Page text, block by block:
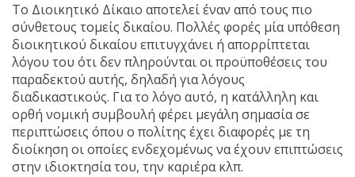
Το Διοικητικό Δίκαιο αποτελεί έναν από τους πιο
σύνθετους τομείς δικαίου. Πολλές φορές μία υπόθεση
διοικητικού δικαίου επιτυγχάνει ή απορρίπτεται
λόγου του ότι δεν πληρούνται οι προϋποθέσεις του
παραδεκτού αυτής, δηλαδή για λόγους
διαδικαστικούς. Για το λόγο αυτό, η κατάλληλη και
ορθή νομική συμβουλή φέρει μεγάλη σημασία σε
περιπτώσεις όπου ο πολίτης έχει διαφορές με τη
διοίκηση οι οποίες ενδεχομένως να έχουν επιπτώσεις
στην ιδιοκτησία του, την καριέρα κλπ.